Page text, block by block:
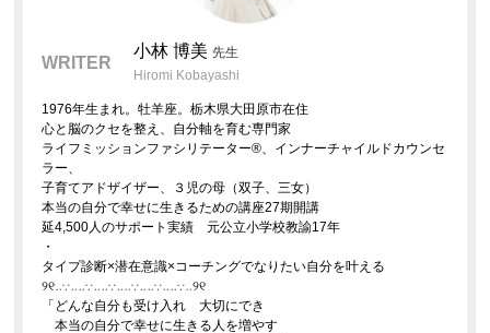
WRITER
小林 博美 先生
Hiromi Kobayashi
1976年生まれ。牡羊座。栃木県大田原市在住
心と脳のクセを整え、自分軸を育む専門家
ライフミッションファシリテーター®︎、インナーチャイルドカウンセ
ラー、
子育てアドザイザー、３児の母（双子、三女）
本当の自分で幸せに生きるための講座27期開講
延4,500人のサポート実績 元公立小学校教諭17年
・
タイプ診断×潜在意識×コーチングでなりたい自分を叶える
୨୧‥∵‥‥∵‥‥∵‥‥∵‥‥∵‥‥∵‥୨୧
「どんな自分も受け入れ 大切にでき
本当の自分で幸せに生きる人を増やす